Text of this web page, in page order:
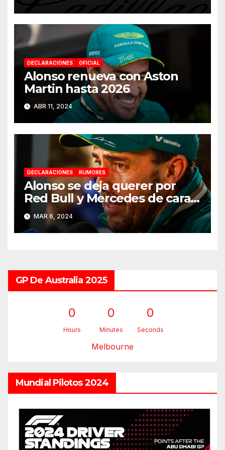
DECLARACIONES OFICIAL
Alonso renueva con Aston
Martin hasta 2026
ABR 11, 2024
DECLARACIONES RUMORES
Alonso se deja querer por
Red Bull y Mercedes de cara a
2025
MAR 6, 2024
GP De Australia 2025
0
Hours
0
Minutes
0
Seconds
Melbourne
Mundial Pilotos 2024